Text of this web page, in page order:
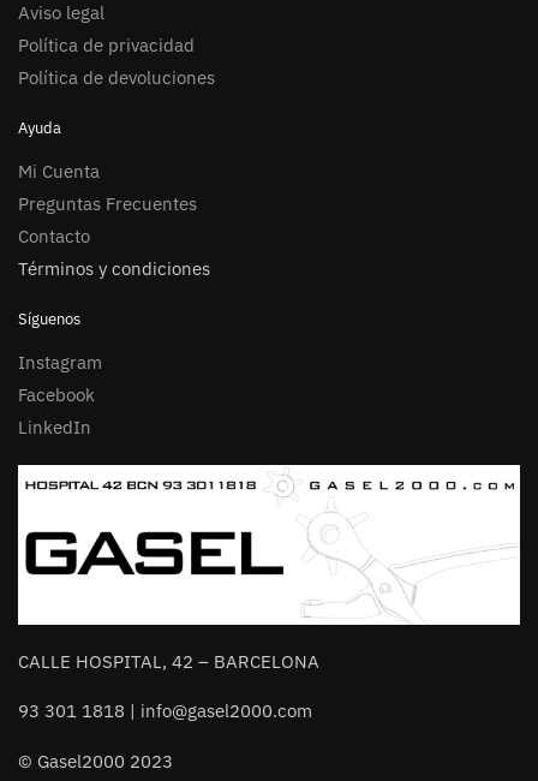
Aviso legal
Política de privacidad
Política de devoluciones
Ayuda
Mi Cuenta
Preguntas Frecuentes
Contacto
Términos y condiciones
Síguenos
Instagram
Facebook
LinkedIn
CALLE HOSPITAL, 42 – BARCELONA
93 301 1818 | info@gasel2000.com
© Gasel2000 2023